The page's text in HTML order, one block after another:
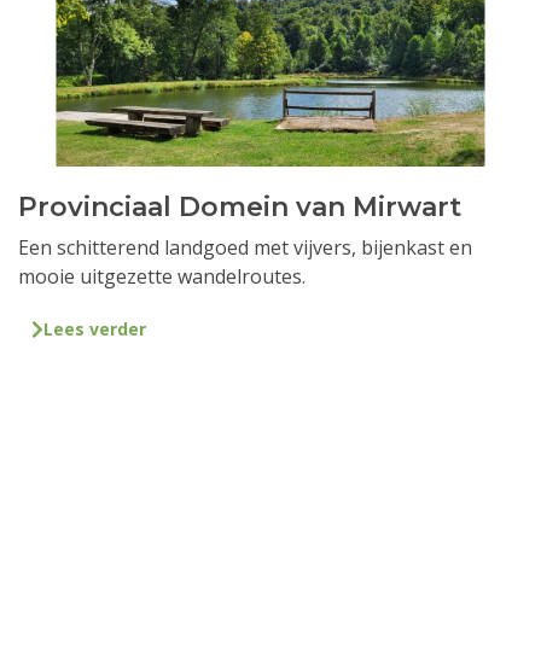
Provinciaal Domein van Mirwart
Een schitterend landgoed met vijvers, bijenkast en
mooie uitgezette wandelroutes.
Lees verder